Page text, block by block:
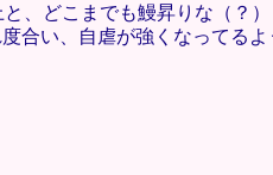
、どこまでも鰻昇りな（？
い、自虐が強くなってるよ